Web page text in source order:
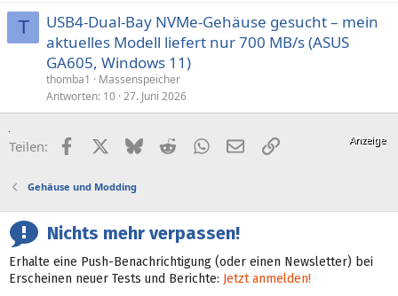
T
USB4‑Dual‑Bay NVMe‑Gehäuse gesucht – mein
aktuelles Modell liefert nur 700 MB/s (ASUS
GA605, Windows 11)
thomba1
Massenspeicher
Antworten 10 27. Juni 2026
Teilen: FacebookX (Twitter)
BlueskyRedditWhatsApp
E-MailLink
Gehäuse und Modding
Nichts mehr verpassen!
Erhalte eine Push-Benachrichtigung (oder einen Newsletter) bei
Erscheinen neuer Tests und Berichte: Jetzt anmelden!